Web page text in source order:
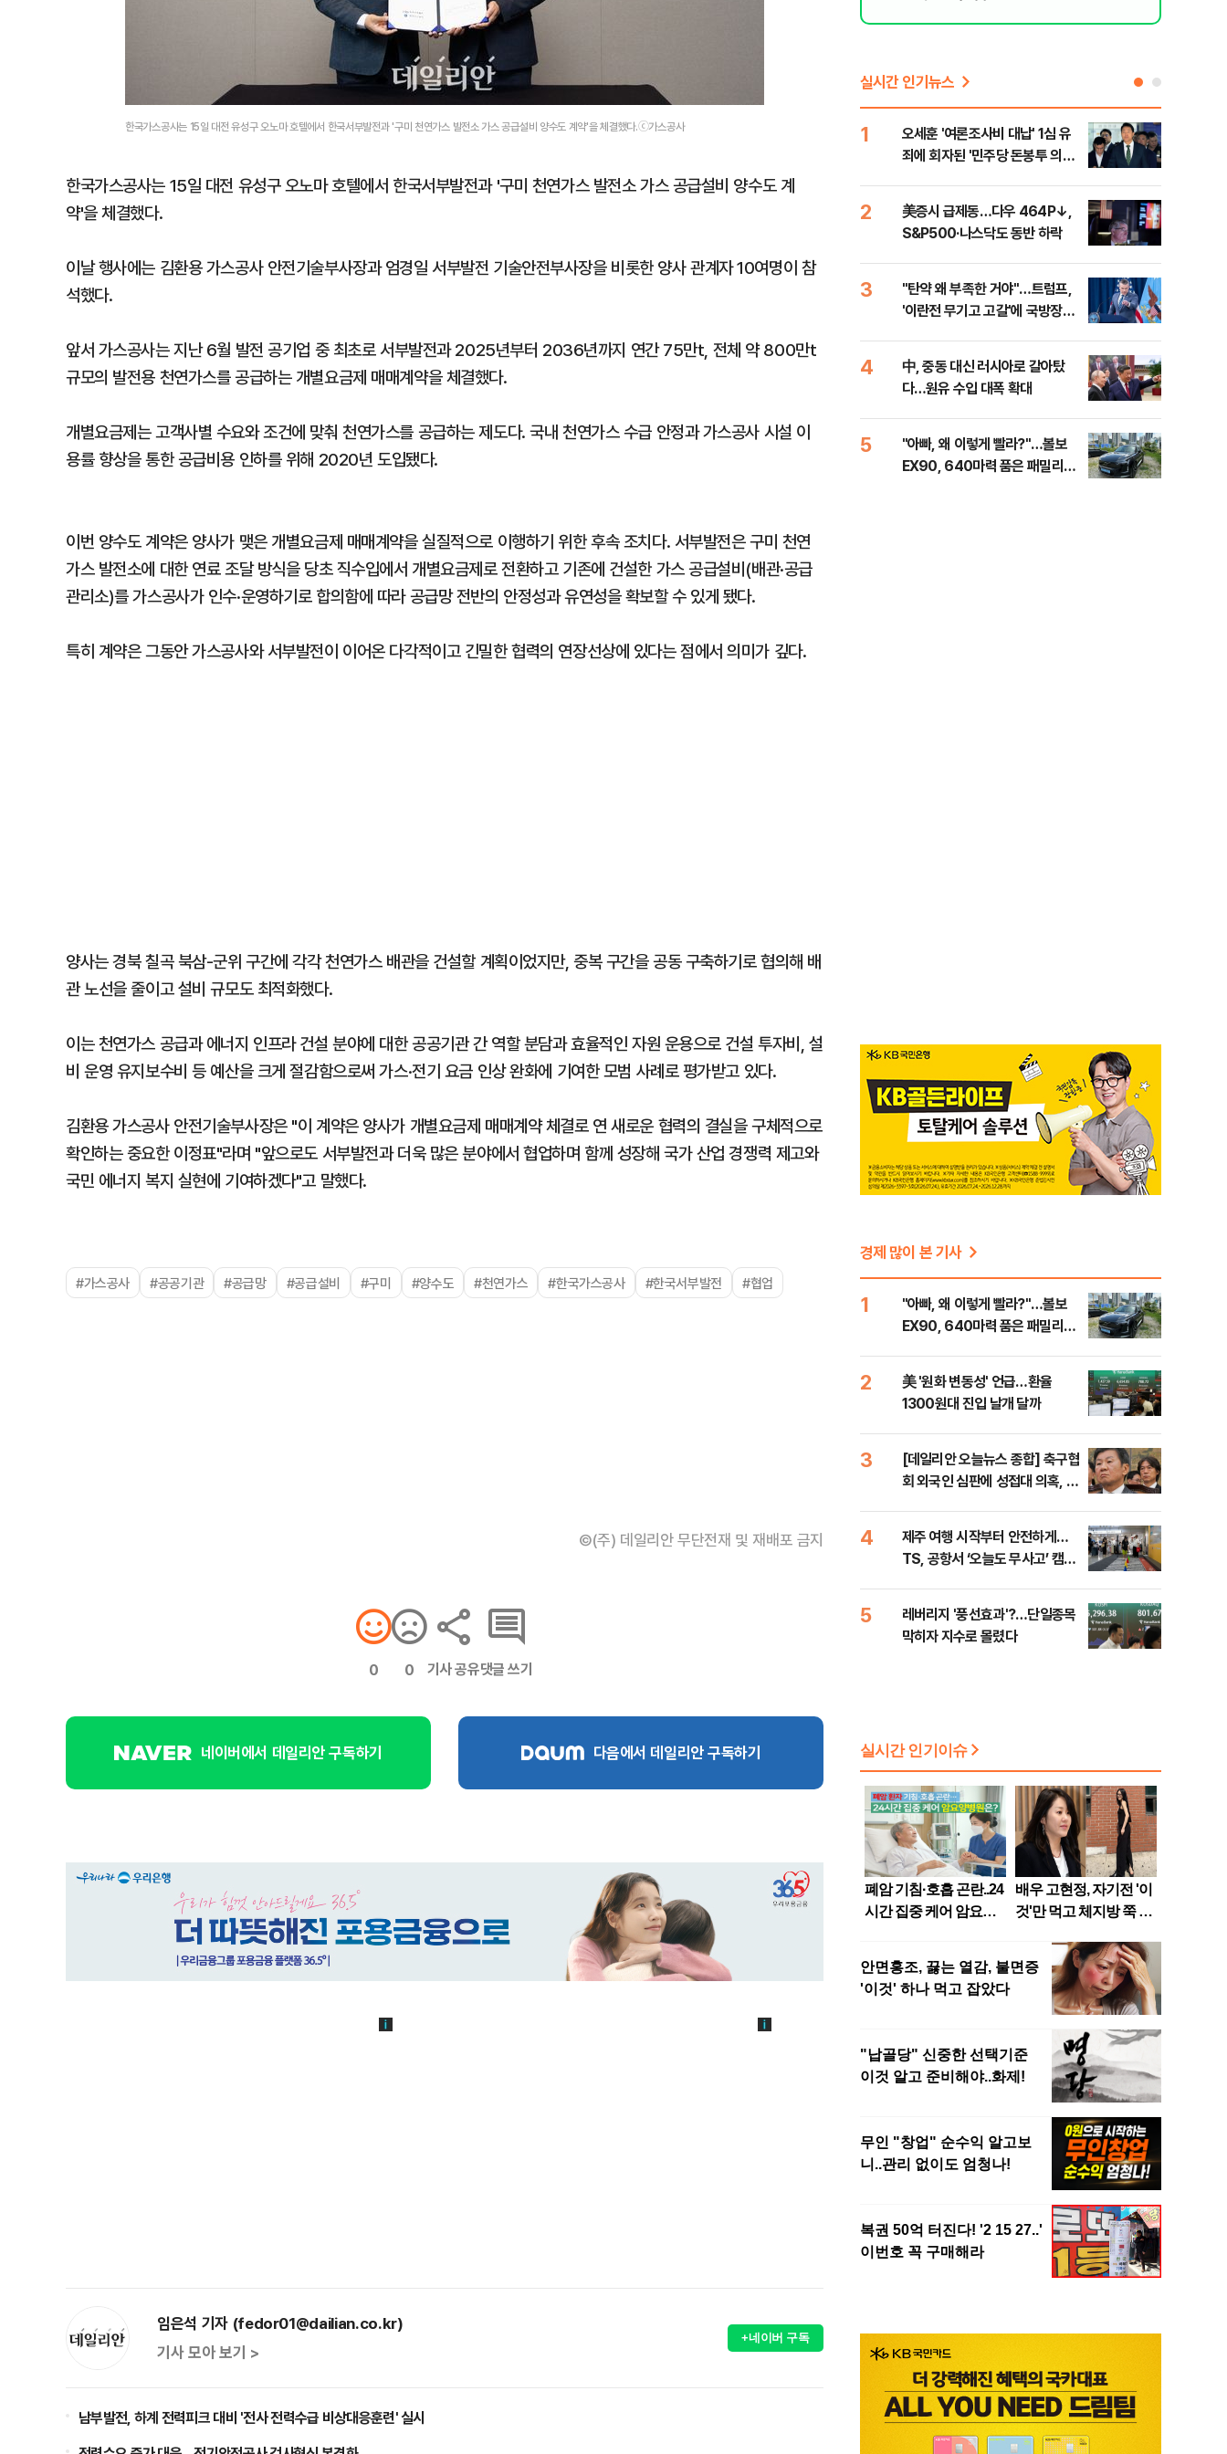
한국가스공사는 15일 대전 유성구 오노마 호텔에서 한국서부발전과 '구미 천연가스 발전소 가스 공급설비 양수도 계약'을 체결했다.ⓒ가스공사
한국가스공사는 15일 대전 유성구 오노마 호텔에서 한국서부발전과 '구미 천연가스 발전소 가스 공급설비 양수도 계
약'을 체결했다.
이날 행사에는 김환용 가스공사 안전기술부사장과 엄경일 서부발전 기술안전부사장을 비롯한 양사 관계자 10여명이 참
석했다.
앞서 가스공사는 지난 6월 발전 공기업 중 최초로 서부발전과 2025년부터 2036년까지 연간 75만t, 전체 약 800만t
규모의 발전용 천연가스를 공급하는 개별요금제 매매계약을 체결했다.
개별요금제는 고객사별 수요와 조건에 맞춰 천연가스를 공급하는 제도다. 국내 천연가스 수급 안정과 가스공사 시설 이
용률 향상을 통한 공급비용 인하를 위해 2020년 도입됐다.
이번 양수도 계약은 양사가 맺은 개별요금제 매매계약을 실질적으로 이행하기 위한 후속 조치다. 서부발전은 구미 천연
가스 발전소에 대한 연료 조달 방식을 당초 직수입에서 개별요금제로 전환하고 기존에 건설한 가스 공급설비(배관·공급
관리소)를 가스공사가 인수·운영하기로 합의함에 따라 공급망 전반의 안정성과 유연성을 확보할 수 있게 됐다.
특히 계약은 그동안 가스공사와 서부발전이 이어온 다각적이고 긴밀한 협력의 연장선상에 있다는 점에서 의미가 깊다.
양사는 경북 칠곡 북삼-군위 구간에 각각 천연가스 배관을 건설할 계획이었지만, 중복 구간을 공동 구축하기로 협의해 배
관 노선을 줄이고 설비 규모도 최적화했다.
이는 천연가스 공급과 에너지 인프라 건설 분야에 대한 공공기관 간 역할 분담과 효율적인 자원 운용으로 건설 투자비, 설
비 운영 유지보수비 등 예산을 크게 절감함으로써 가스·전기 요금 인상 완화에 기여한 모범 사례로 평가받고 있다.
김환용 가스공사 안전기술부사장은 "이 계약은 양사가 개별요금제 매매계약 체결로 연 새로운 협력의 결실을 구체적으로
확인하는 중요한 이정표"라며 "앞으로도 서부발전과 더욱 많은 분야에서 협업하며 함께 성장해 국가 산업 경쟁력 제고와
국민 에너지 복지 실현에 기여하겠다"고 말했다.
#가스공사 #공공기관 #공급망 #공급설비 #구미 #양수도 #천연가스 #한국가스공사 #한국서부발전 #협업
©(주) 데일리안 무단전재 및 재배포 금지
0 0 기사 공유댓글 쓰기
네이버에서 데일리안 구독하기 다음에서 데일리안 구독하기
임은석 기자 (fedor01@dailian.co.kr)
기사 모아 보기 >
+네이버 구독
남부발전, 하계 전력피크 대비 '전사 전력수급 비상대응훈련' 실시
실시간 인기뉴스
1
오세훈 '여론조사비 대납' 1심 유
죄에 회자된 '민주당 돈봉투 의
2
美증시 급제동…다우 464P↓,
S&P500·나스닥도 동반 하락
3
"탄약 왜 부족한 거야"…트럼프,
'이란전 무기고 고갈'에 국방장관
4
中, 중동 대신 러시아로 갈아탔
다…원유 수입 대폭 확대
5
"아빠, 왜 이렇게 빨라?"…볼보
EX90, 640마력 품은 패밀리카
경제 많이 본 기사
1
"아빠, 왜 이렇게 빨라?"…볼보
EX90, 640마력 품은 패밀리카
2
美 '원화 변동성' 언급…환율
1300원대 진입 날개 달까
3
[데일리안 오늘뉴스 종합] 축구협
회 외국인 심판에 성접대 의혹, 李
나, 삼전닉스 올인은 금물, SK하
이닉스 프리마켓 시초가 논란 재
점화, 김민석 "과반 승리 가능성
99%" 등
4
제주 여행 시작부터 안전하게…
TS, 공항서 ‘오늘도 무사고’ 캠페
5
레버리지 '풍선효과'?…단일종목
막히자 지수로 몰렸다